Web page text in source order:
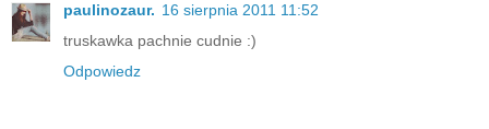
paulinozaur. 16 sierpnia 2011 11:52
truskawka pachnie cudnie :)
Odpowiedz